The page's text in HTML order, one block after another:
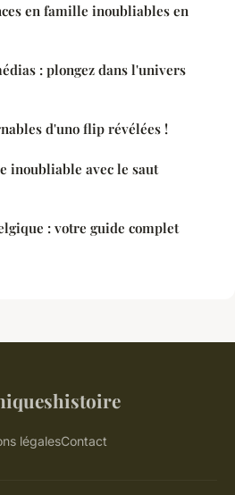
en famille inoubliables en
: plongez dans l'univers
d'uno flip révélées !
inoubliable avec le saut
: votre guide complet
légalesContact